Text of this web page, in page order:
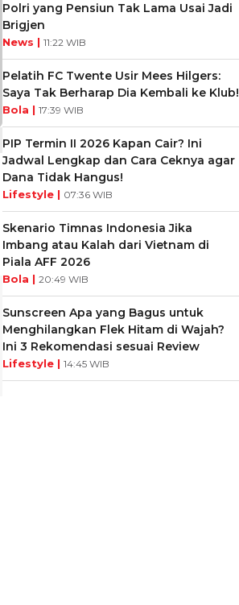
Polri yang Pensiun Tak Lama Usai Jadi
Brigjen
News | 11:22 WIB
Pelatih FC Twente Usir Mees Hilgers:
Saya Tak Berharap Dia Kembali ke Klub!
Bola | 17:39 WIB
PIP Termin II 2026 Kapan Cair? Ini
Jadwal Lengkap dan Cara Ceknya agar
Dana Tidak Hangus!
Lifestyle | 07:36 WIB
Skenario Timnas Indonesia Jika
Imbang atau Kalah dari Vietnam di
Piala AFF 2026
Bola | 20:49 WIB
Sunscreen Apa yang Bagus untuk
Menghilangkan Flek Hitam di Wajah?
Ini 3 Rekomendasi sesuai Review
Lifestyle | 14:45 WIB